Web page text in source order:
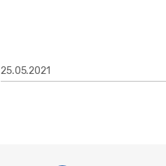
25.05.2021